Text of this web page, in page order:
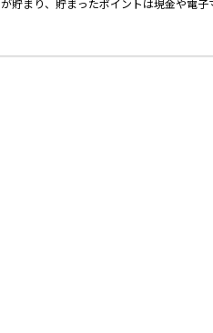
が貯まり、貯まったポイントは現金や電子